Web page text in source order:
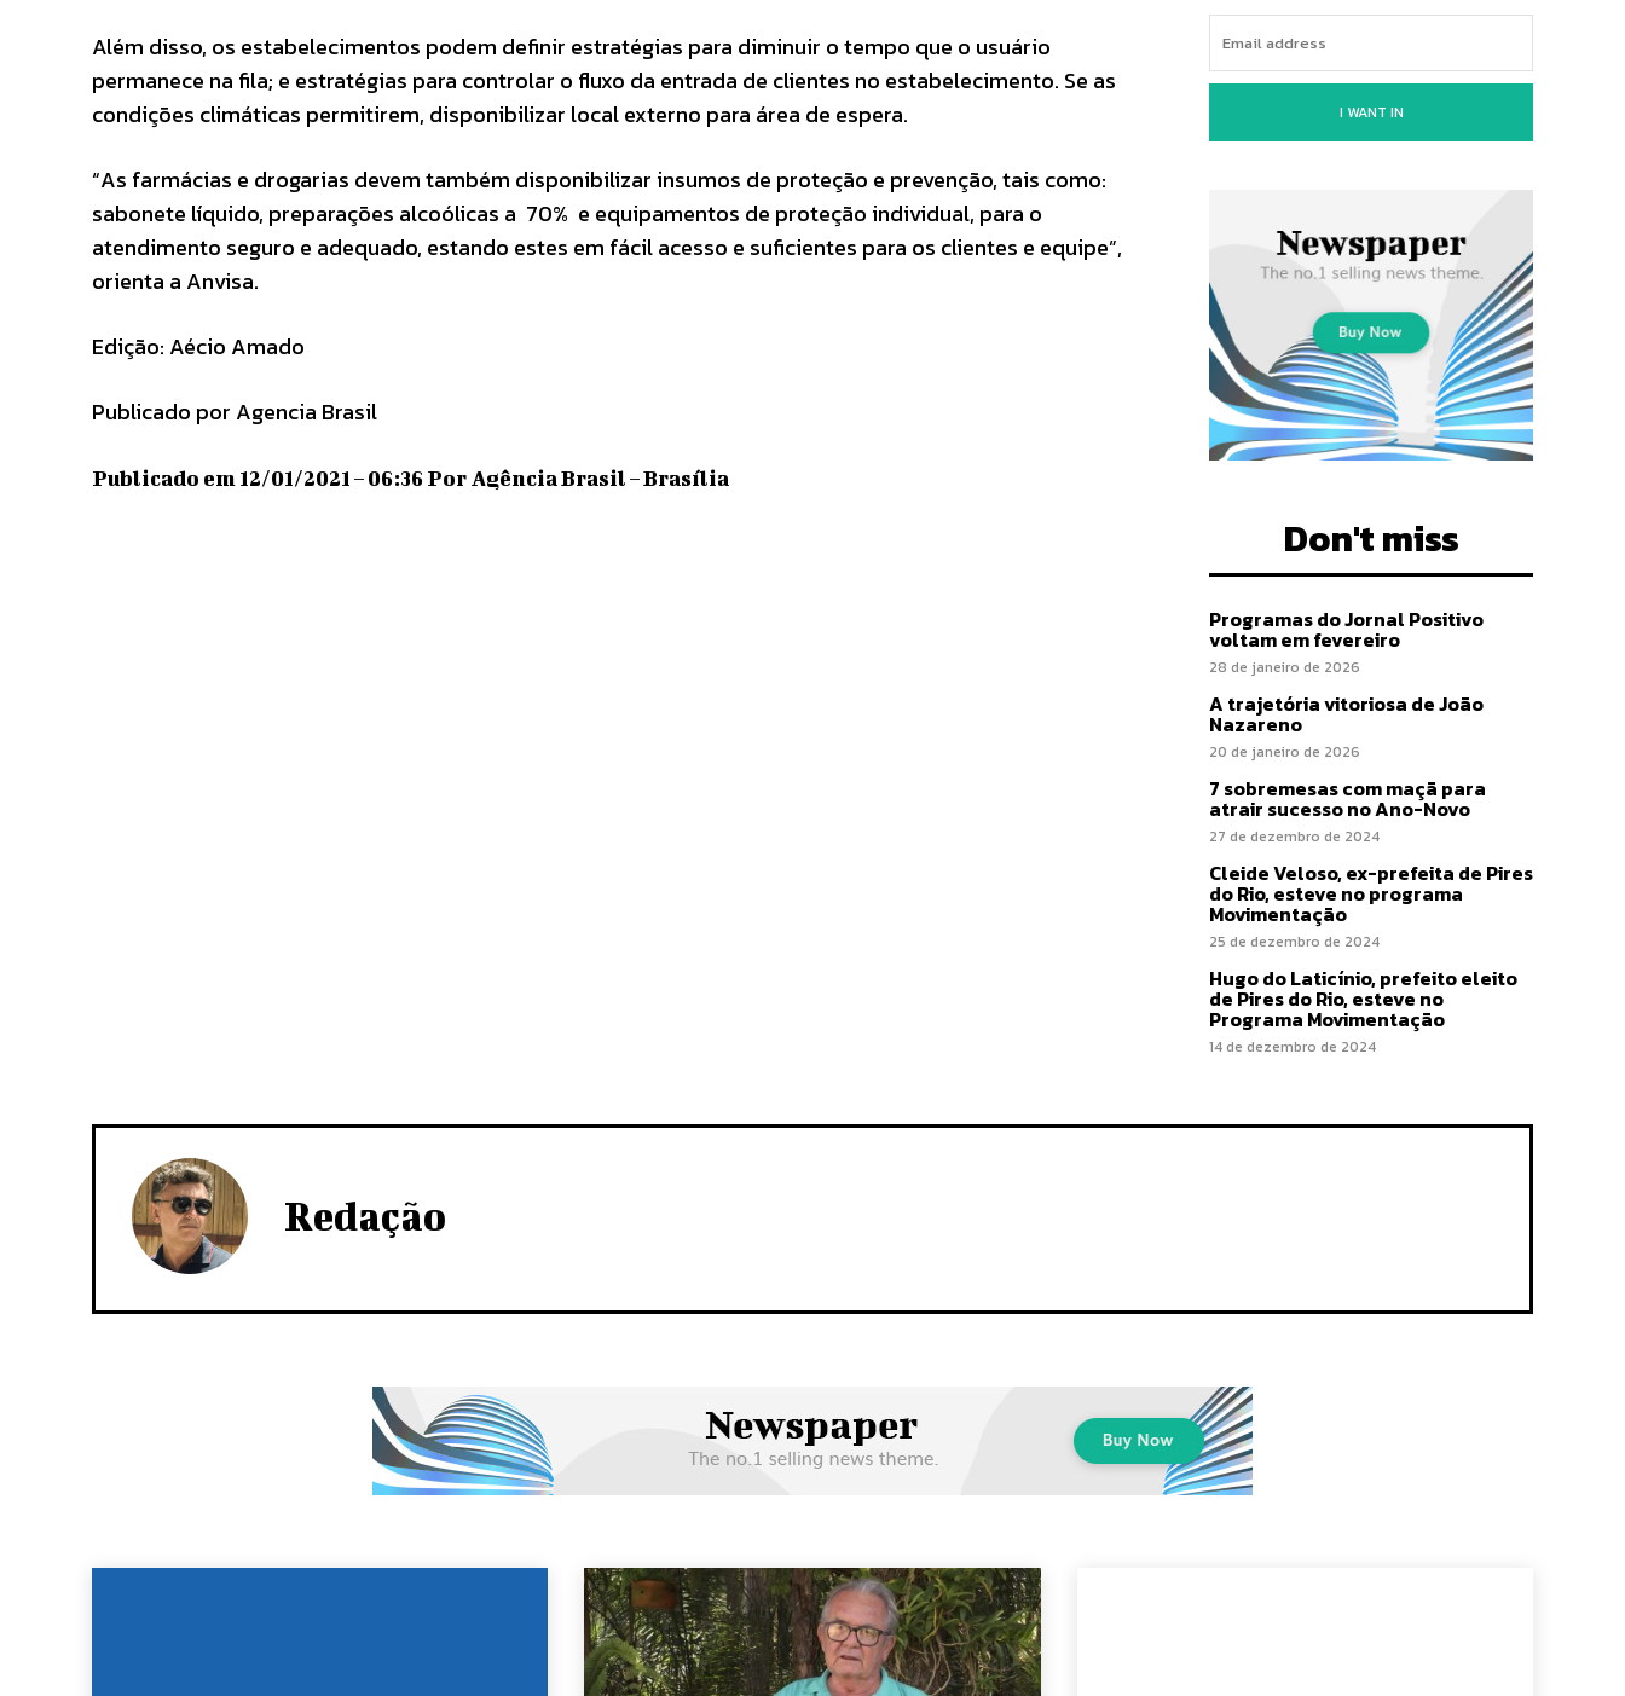
Além disso, os estabelecimentos podem definir estratégias para diminuir o tempo que o usuário
permanece na fila; e estratégias para controlar o fluxo da entrada de clientes no estabelecimento. Se as
condições climáticas permitirem, disponibilizar local externo para área de espera.
“As farmácias e drogarias devem também disponibilizar insumos de proteção e prevenção, tais como:
sabonete líquido, preparações alcoólicas a 70% e equipamentos de proteção individual, para o
atendimento seguro e adequado, estando estes em fácil acesso e suficientes para os clientes e equipe”,
orienta a Anvisa.
Edição: Aécio Amado
Publicado por Agencia Brasil
Publicado em 12/01/2021 – 06:36 Por Agência Brasil – Brasília
I WANT IN
Don't miss
Programas do Jornal Positivo
voltam em fevereiro
28 de janeiro de 2026
A trajetória vitoriosa de João
Nazareno
20 de janeiro de 2026
7 sobremesas com maçã para
atrair sucesso no Ano-Novo
27 de dezembro de 2024
Cleide Veloso, ex-prefeita de Pires
do Rio, esteve no programa
Movimentação
25 de dezembro de 2024
Hugo do Laticínio, prefeito eleito
de Pires do Rio, esteve no
Programa Movimentação
14 de dezembro de 2024
Redação